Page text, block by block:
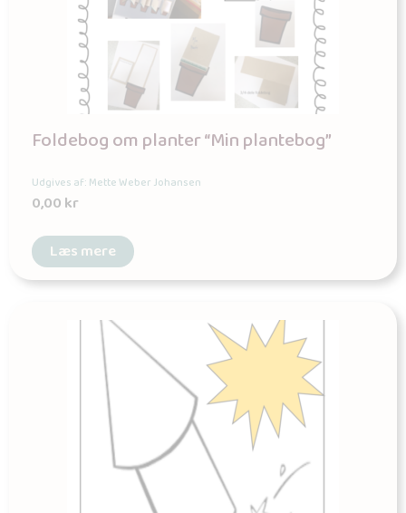
Foldebog om planter “Min plantebog”
Udgives af: Mette Weber Johansen
0,00kr
Læs mere